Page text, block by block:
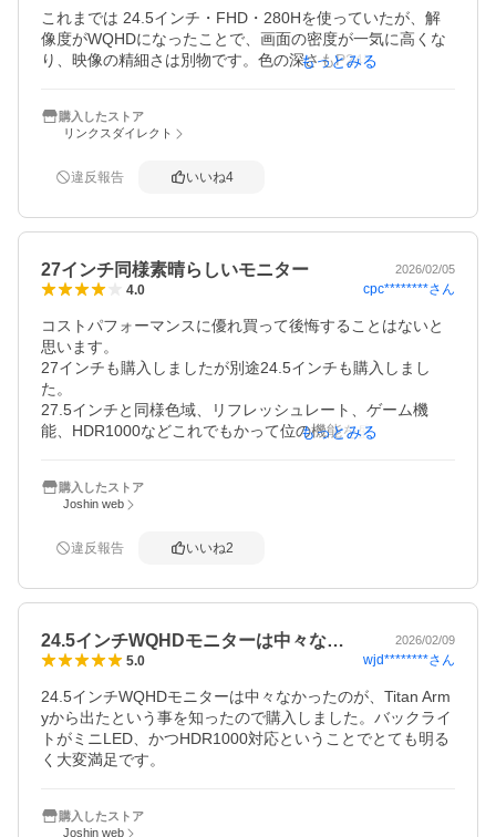
と感じています。本気で上達を目指す方に、自信を持って
おすすめします。
これまでは 24.5インチ・FHD・280Hを使っていたが、解
像度がWQHDになったことで、画面の密度が一気に高くな
り、映像の精細さは別物です。色の深さもP245MS+のほう
WQHDの24.5インチモニターは選択肢が少なく、価格も高
した。その中で、このモニターは WQHD・320Hz のスペッ
力でした。
実際の使用では、解像度の高さ、色の自然さ、動きの滑ら
かさのどれも満足度が高く、
す。
もっとみる
購入したストア
リンクスダイレクト
違反報告 いいね4
27インチ同様素晴らしいモニター 2026/02/05
4.0 cpc********さん
コストパフォーマンスに優れ買って後悔することはないと
思います。
27インチも購入しましたが別途24.5インチも購入しまし
た。
27.5インチと同様色域、リフレッシュレート、ゲーム機
能、HDR1000などこれでもかって位の機能を盛り込んでい
ボタン式のOSD設定が他機種に比べて煩わしく唯一ここが
を検討しましょう
は積極的に選んでいいかと思います。
は変わらないと思いました。
ただ迫力を求めるならやはり大きい画面でしょう。
もっとみる
購入したストア
Joshin web
違反報告 いいね2
24.5インチWQHDモニターは中々な… 2026/02/09
5.0 wjd********さん
24.5インチWQHDモニターは中々なかったのが、Titan Arm
yから出たという事を知ったので購入しました。バックライ
トがミニLED、かつHDR1000対応ということでとても明る
く大変満足です。
購入したストア
Joshin web